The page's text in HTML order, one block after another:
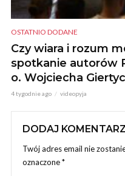
OSTATNIO DODANE
Czy wiara i rozum
spotkanie autorów
o. Wojciecha
4 tygodnie ago videopyja
DODAJ KOMENTARZ
Twój adres email nie
oznaczone*